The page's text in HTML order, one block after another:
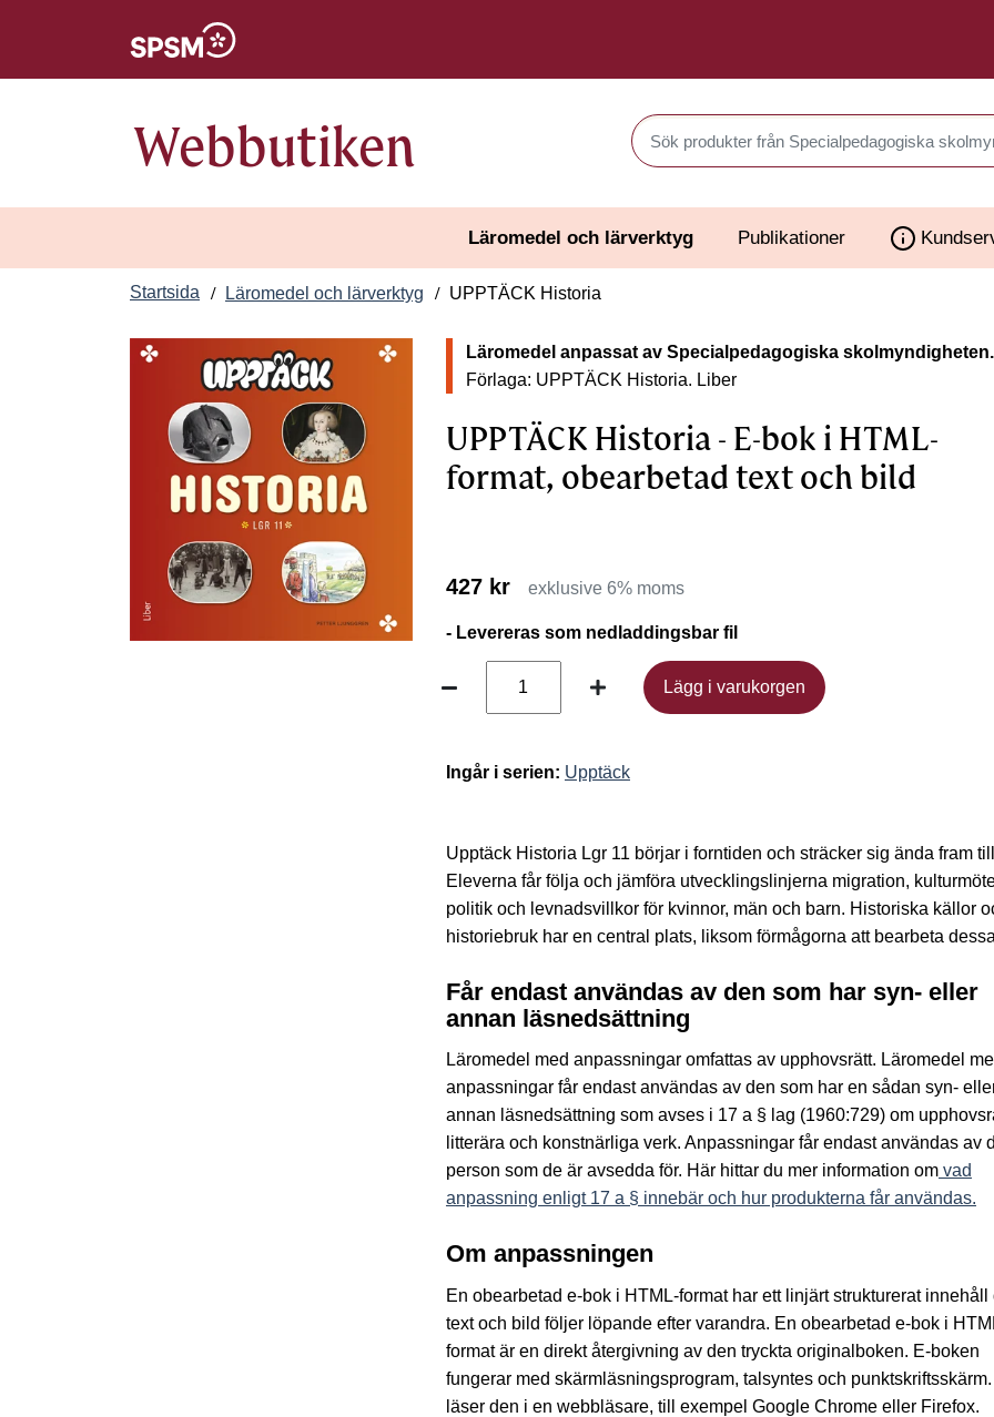
Webbutiken Sök produkter i Webbutiken
Läromedel och lärverktyg Publikationer
Startsida Läromedel och lärverktyg UPPTÄCK Historia
Läromedel anpassat av Specialpedagogiska skolmyndigheten.
Förlaga: UPPTÄCK Historia. Liber
UPPTÄCK Historia - E-bok i HTML-
format, obearbetad text och bild
427 kr exklusive 6% moms
- Levereras som nedladdingsbar fil
Lägg i varukorgen
Lägg i varukorgen
Ingår i serien: Upptäck
Upptäck Historia Lgr 11 börjar i forntiden och sträcker sig ända fram
Eleverna får följa och jämföra utvecklingslinjerna migration,
politik och levnadsvillkor för kvinnor, män och barn. Historiska källor
historiebruk har en central plats, liksom förmågorna att bearbeta
Får endast användas av den som har syn- eller
annan läsnedsättning
Läromedel med anpassningar omfattas av upphovsrätt. Läromedel
anpassningar får endast användas av den som har en sådan syn-
annan läsnedsättning som avses i 17 a § lag (1960:729) om
litterära och konstnärliga verk. Anpassningar får endast användas av
person som de är avsedda för. Här hittar du mer information omvad
anpassning enligt 17 a § innebär och hur produkterna får användas.
Om anpassningen
En obearbetad e-bok i HTML-format har ett linjärt strukturerat innehåll
text och bild följer löpande efter varandra. En obearbetad e-bok i
format är en direkt återgivning av den tryckta originalboken. E-boken
fungerar med skärmläsningsprogram, talsyntes och
läser den i en webbläsare, till exempel Google Chrome eller Firefox.